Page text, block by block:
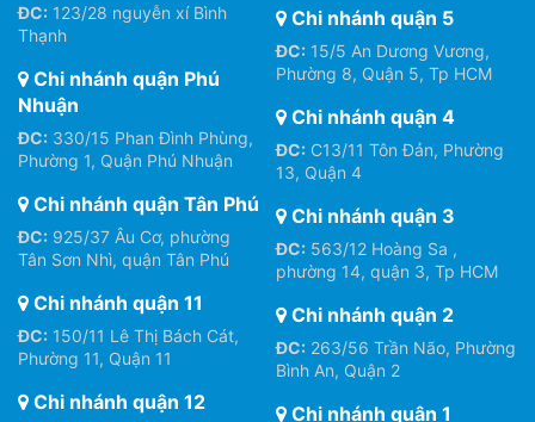
ĐC: 123/28 nguyễn xí Bình
Thạnh
Chi nhánh quận Phú
Nhuận
ĐC: 330/15 Phan Đình Phùng,
Phường 1, Quận Phú Nhuận
Chi nhánh quận Tân Phú
ĐC: 925/37 Âu Cơ, phường
Tân Sơn Nhì, quận Tân Phú
Chi nhánh quận 11
ĐC: 150/11 Lê Thị Bách Cát,
Phường 11, Quận 11
Chi nhánh quận 12
Chi nhánh quận 5
ĐC: 15/5 An Dương Vương,
Phường 8, Quận 5, Tp HCM
Chi nhánh quận 4
ĐC: C13/11 Tôn Đản, Phường
13, Quận 4
Chi nhánh quận 3
ĐC: 563/12 Hoàng Sa ,
phường 14, quận 3, Tp HCM
Chi nhánh quận 2
ĐC: 263/56 Trần Não, Phường
Bình An, Quận 2
Chi nhánh quận 1